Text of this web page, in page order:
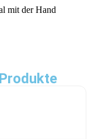
mit der Hand